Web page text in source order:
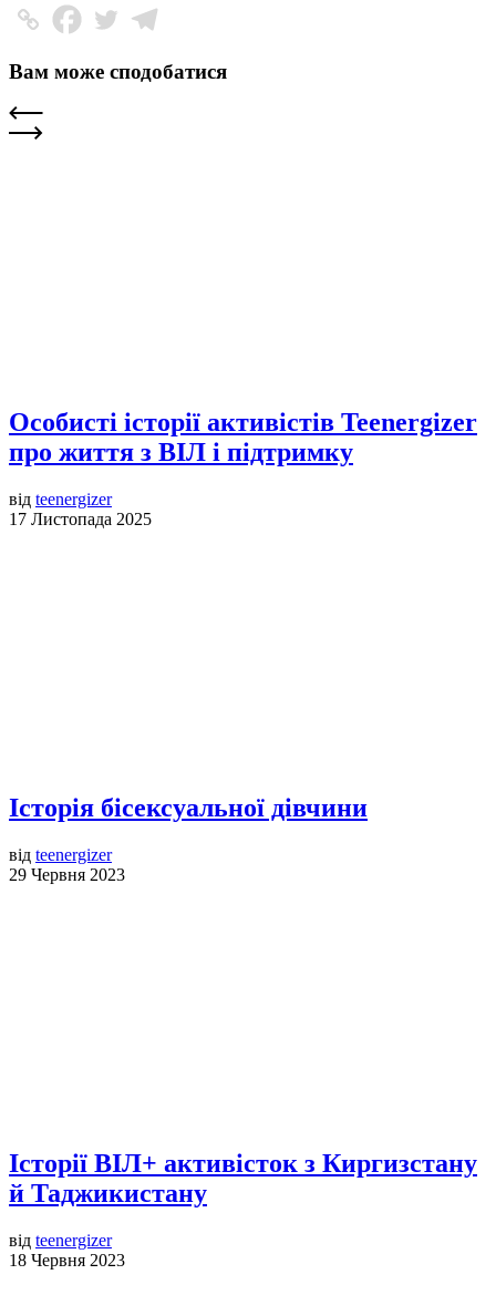
Вам може сподобатися
Особисті історії активістів Teenergizer
про життя з ВІЛ і підтримку
від teenergizer
17 Листопада 2025
Історія бісексуальної дівчини
від teenergizer
29 Червня 2023
Історії ВІЛ+ активісток з Киргизстану
й Таджикистану
від teenergizer
18 Червня 2023